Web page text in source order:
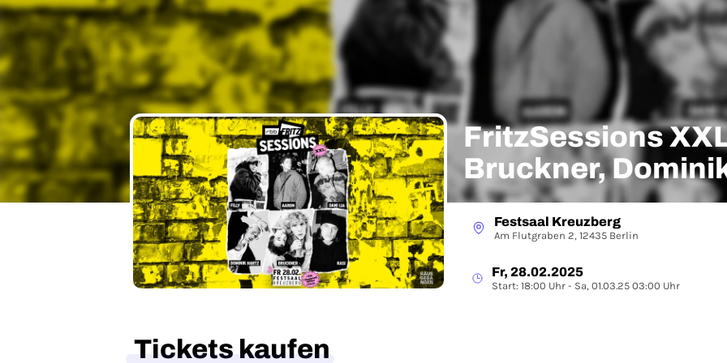
FritzSessions
Bruckner,
Aaron & Filly +
mit Fredrik,
Guterzogene Asis
Oswald und
Festsaal Kreuzberg
Am Flutgraben 2, 12435 Berlin
Fr, 28.02.2025
Start: 18:00 Uhr - Sa, 01.03.25 03:00 Uhr
Tickets kaufen